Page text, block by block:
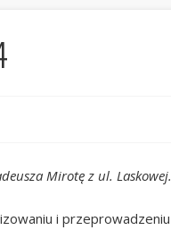
Mirotę z ul.
i